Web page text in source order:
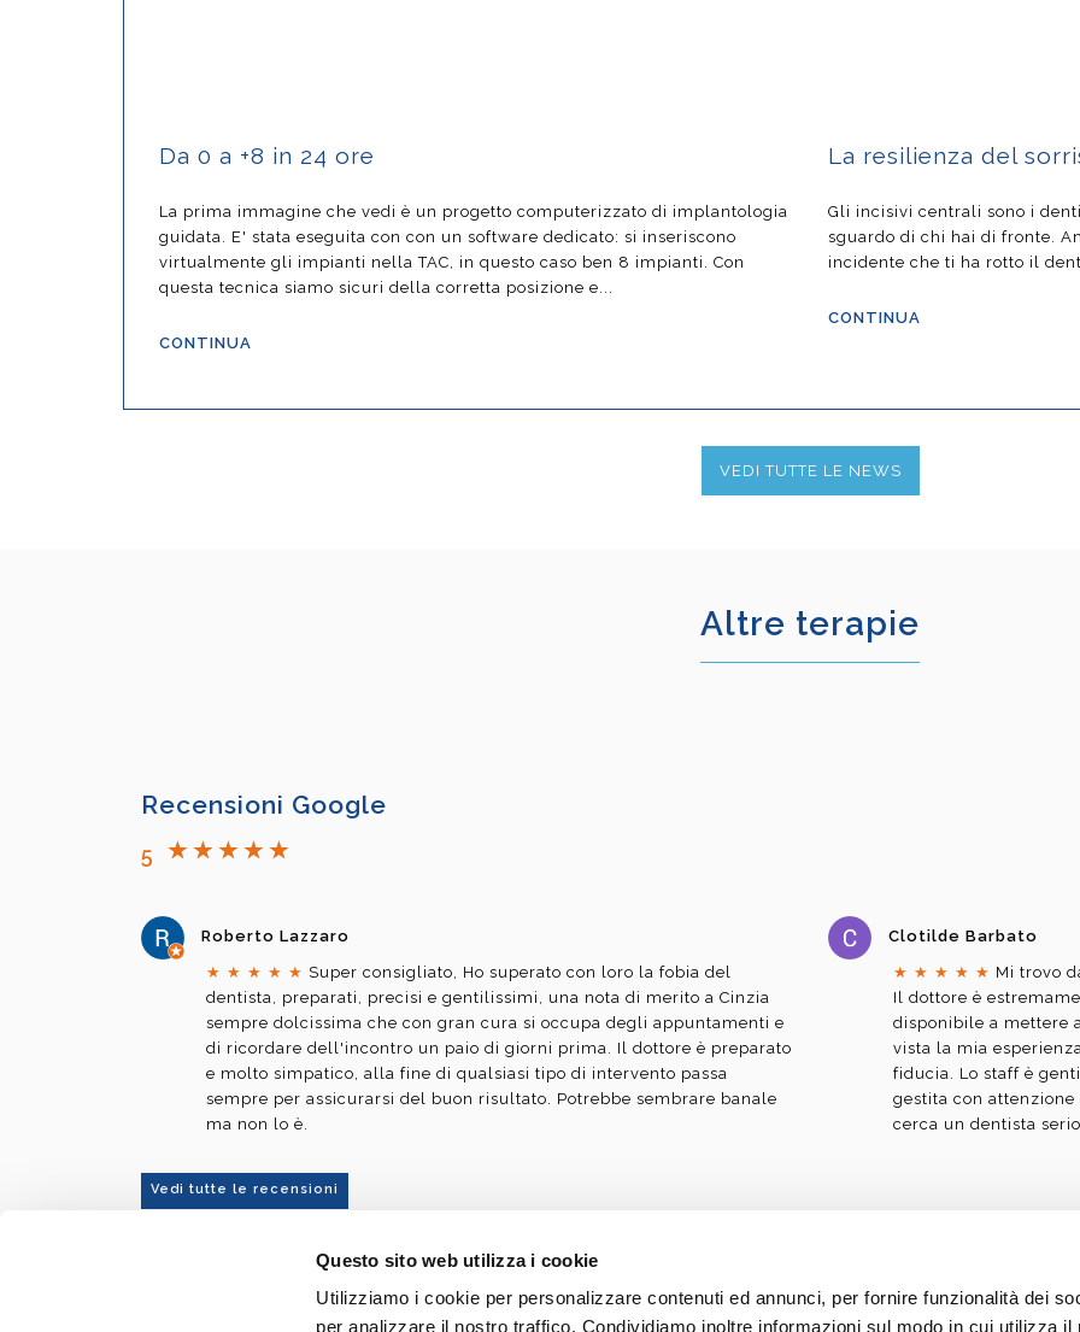
Questo sito web utilizza i cookie
Utilizziamo i cookie per personalizzare contenuti ed annunci, per fornire funzionalità dei
per analizzare il nostro traffico. Condividiamo inoltre informazioni sul modo in cui utilizza il
Da 0 a +8 in 24 ore
La prima immagine che vedi è un progetto computerizzato di implantologia
guidata. E' stata eseguita con con un software dedicato: si inseriscono
virtualmente gli impianti nella TAC, in questo caso ben 8 impianti. Con
questa tecnica siamo sicuri della corretta posizione e...
CONTINUA
La resilienza del
Gli incisivi centrali sono i
sguardo di chi hai di fronte.
incidente che ti ha rotto il
CONTINUA
VEDI TUTTE LE NEWS
Altre terapie
Recensioni Google
5
Roberto Lazzaro
★ ★ ★ ★ ★ Super consigliato, Ho superato con loro la fobia del
dentista, preparati, precisi e gentilissimi, una nota di merito a Cinzia
sempre dolcissima che con gran cura si occupa degli appuntamenti e
di ricordare dell'incontro un paio di giorni prima. Il dottore è preparato
e molto simpatico, alla fine di qualsiasi tipo di intervento passa
sempre per assicurarsi del buon risultato. Potrebbe sembrare banale
ma non lo è.
Clotilde Barbato
★ ★ ★ ★ ★ Mi trovo
Il dottore è
disponibile a mettere
vista la mia
fiducia. Lo staff è
gestita con
cerca un dentista
Vedi tutte le recensioni
Dott. Fabio Ballestrasse
Laureato in Odontoiatria e